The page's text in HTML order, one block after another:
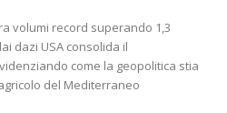
volumi record superando 1,3
dazi USA consolida il
come la geopolitica stia
del Mediterraneo